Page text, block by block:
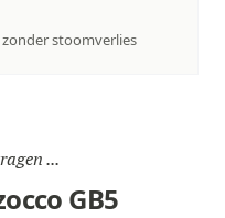
stoomverlies
...
GB5